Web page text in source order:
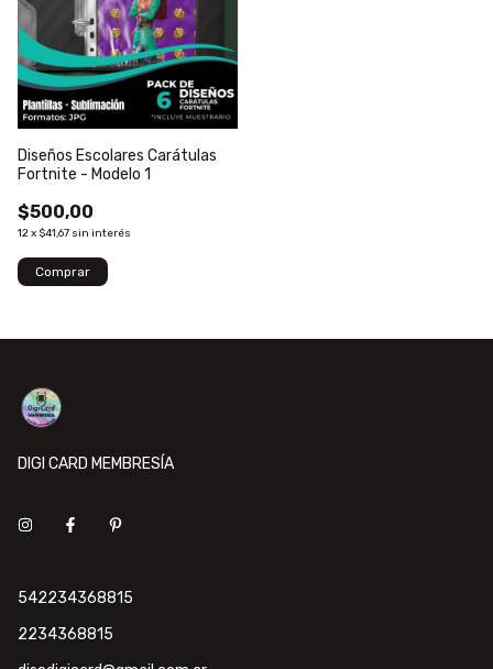
Diseños Escolares Carátulas
Fortnite - Modelo 1
$500,00
12x $41,67 sin interés
DIGI CARD MEMBRESÍA
542234368815
2234368815